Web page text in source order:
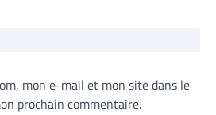
mon e-mail et mon site dans le
prochain commentaire.